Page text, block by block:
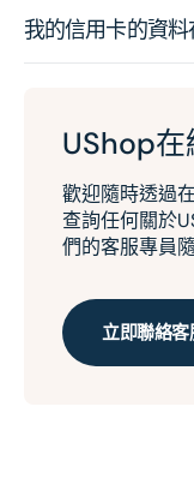
我的信用卡的資
UShop在
歡迎隨時透過
查詢任何關於
們的客服專員
立即聯絡客